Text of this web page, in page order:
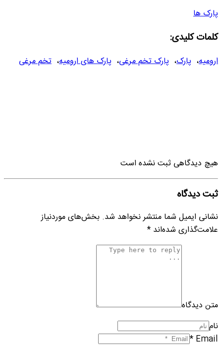
پارک ها
کلمات کلیدی:
ارومیه، پارک، پارک تخم مرغی، پارک های ارومیه، تخم مرغی
هیچ دیدگاهی ثبت نشده است
ثبت دیدگاه
نشانی ایمیل شما منتشر نخواهد شد. بخش‌های موردنیاز
علامت‌گذاری شده‌اند *
متن دیدگاه
نام
Email *